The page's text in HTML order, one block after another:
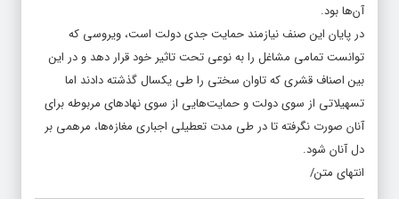
آن‌ها بود.
در پایان این صنف نیازمند حمایت جدی دولت است، ویروسی که
توانست تمامی مشاغل را به نوعی تحت تاثیر خود قرار دهد و در این
بین اصناف قشری که تاوان سختی را طی یکسال گذشته دادند اما
تسهیلاتی از سوی دولت و حمایت‌هایی از سوی نهادهای مربوطه برای
آنان صورت نگرفته تا در طی مدت تعطیلی اجباری مغازه‌ها، مرهمی بر
دل آنان شود.
انتهای متن/